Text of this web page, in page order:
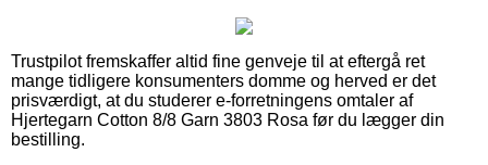
Trustpilot fremskaffer altid fine genveje til at eftergå ret
mange tidligere konsumenters domme og herved er det
prisværdigt, at du studerer e-forretningens omtaler af
Hjertegarn Cotton 8/8 Garn 3803 Rosa før du lægger din
bestilling.